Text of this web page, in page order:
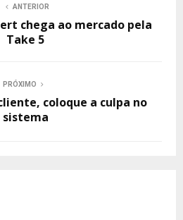
ANTERIOR
chega ao mercado pela
Take 5
PRÓXIMO
coloque a culpa no
sistema